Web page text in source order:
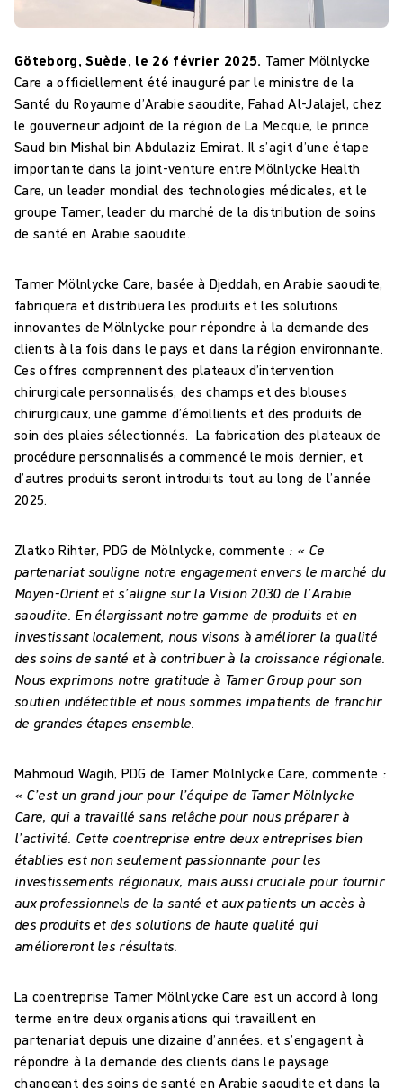
Göteborg, Suède, le 26 février 2025. Tamer Mölnlycke
Care a officiellement été inauguré par le ministre de la
Santé du Royaume d’Arabie saoudite, Fahad Al-Jalajel, chez
le gouverneur adjoint de la région de La Mecque, le prince
Saud bin Mishal bin Abdulaziz Emirat. Il s’agit d’une étape
importante dans la joint-venture entre Mölnlycke Health
Care, un leader mondial des technologies médicales, et le
groupe Tamer, leader du marché de la distribution de soins
de santé en Arabie saoudite.
Tamer Mölnlycke Care, basée à Djeddah, en Arabie saoudite,
fabriquera et distribuera les produits et les solutions
innovantes de Mölnlycke pour répondre à la demande des
clients à la fois dans le pays et dans la région environnante.
Ces offres comprennent des plateaux d’intervention
chirurgicale personnalisés, des champs et des blouses
chirurgicaux, une gamme d’émollients et des produits de
soin des plaies sélectionnés. La fabrication des plateaux de
procédure personnalisés a commencé le mois dernier, et
d’autres produits seront introduits tout au long de l’année
2025.
Zlatko Rihter, PDG de Mölnlycke, commente : « Ce
partenariat souligne notre engagement envers le marché du
Moyen-Orient et s’aligne sur la Vision 2030 de l’Arabie
saoudite. En élargissant notre gamme de produits et en
investissant localement, nous visons à améliorer la qualité
des soins de santé et à contribuer à la croissance régionale.
Nous exprimons notre gratitude à Tamer Group pour son
soutien indéfectible et nous sommes impatients de franchir
de grandes étapes ensemble.
Mahmoud Wagih, PDG de Tamer Mölnlycke Care, commente :
« C’est un grand jour pour l’équipe de Tamer Mölnlycke
Care, qui a travaillé sans relâche pour nous préparer à
l’activité. Cette coentreprise entre deux entreprises bien
établies est non seulement passionnante pour les
investissements régionaux, mais aussi cruciale pour fournir
aux professionnels de la santé et aux patients un accès à
des produits et des solutions de haute qualité qui
amélioreront les résultats.
La coentreprise Tamer Mölnlycke Care est un accord à long
terme entre deux organisations qui travaillent en
partenariat depuis une dizaine d’années. et s’engagent à
répondre à la demande des clients dans le paysage
changeant des soins de santé en Arabie saoudite et dans la